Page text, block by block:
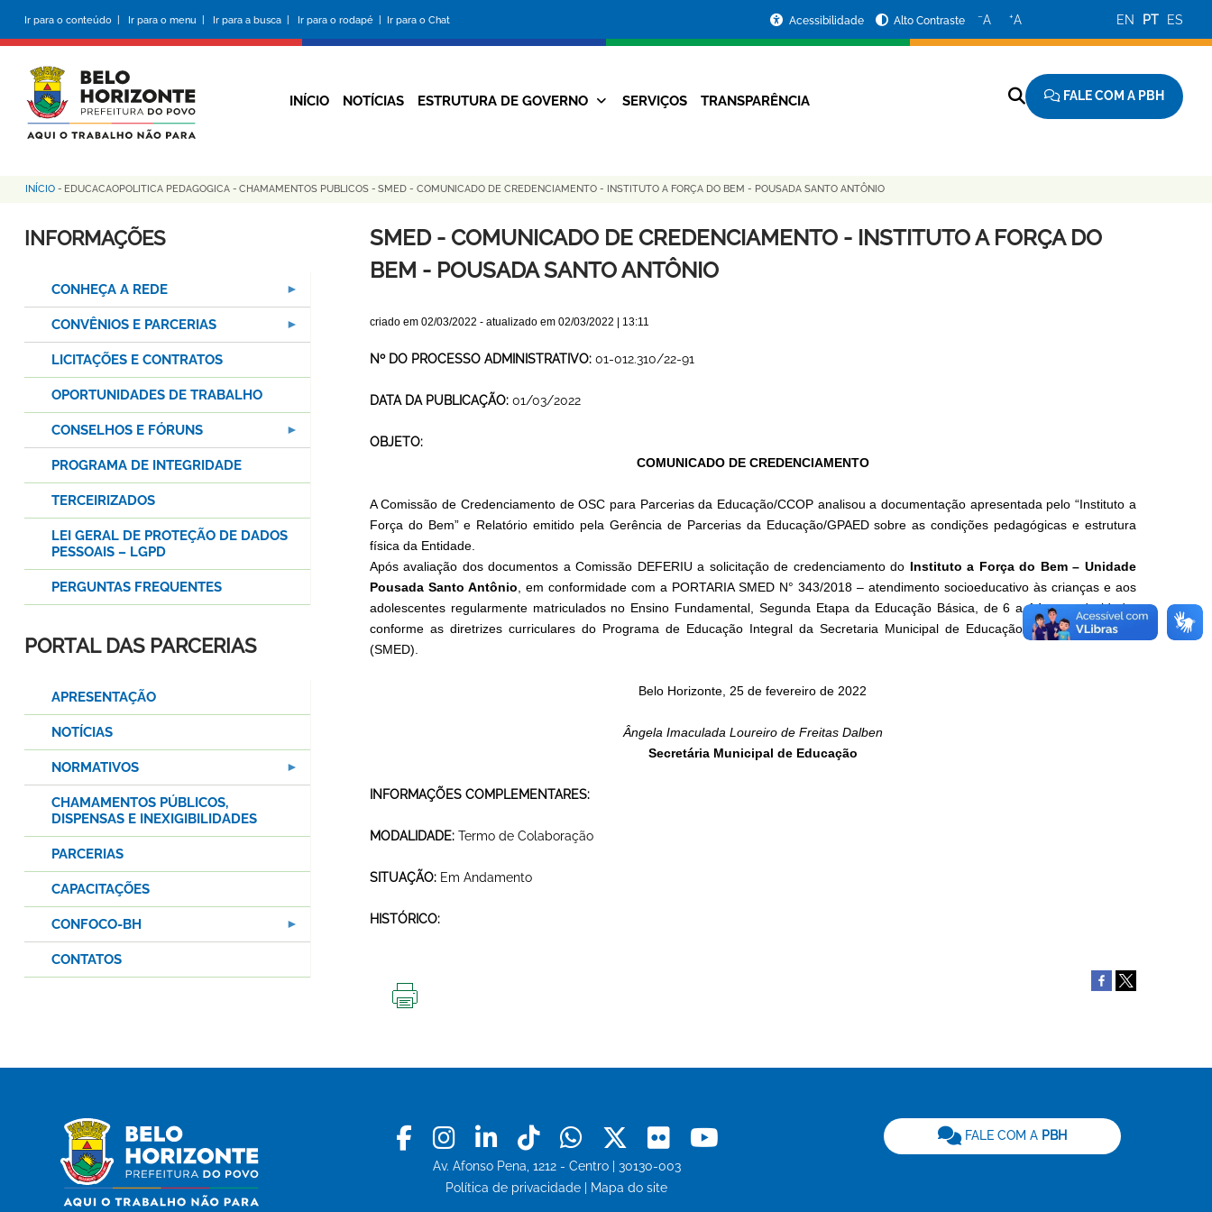
conteúdo
principal
Ir para o conteúdo | Ir para o menu | Ir para a busca | Ir para o rodapé | Ir para o Chat
da
Prefeitura
Acessibilidade Alto Contraste −A +A EN PT ES
Navegação
INÍCIO NOTÍCIAS ESTRUTURA DE GOVERNO SERVIÇOS TRANSPARÊNCIA FALE COM A PBH
Trilha
de
INÍCIO - EDUCACAOPOLITICA PEDAGOGICA - CHAMAMENTOS PUBLICOS - SMED - COMUNICADO DE CREDENCIAMENTO - INSTITUTO A FORÇA DO BEM - POUSADA SANTO ANTÔNIO
SMED - COMUNICADO DE CREDENCIAMENTO - INSTITUTO A FORÇA DO
BEM - POUSADA SANTO ANTÔNIO
criado em 02/03/2022 - atualizado em 02/03/2022 | 13:11
Nº DO PROCESSO ADMINISTRATIVO: 01-012.310/22-91
DATA DA PUBLICAÇÃO: 01/03/2022
OBJETO:
COMUNICADO DE CREDENCIAMENTO
A Comissão de Credenciamento de OSC para Parcerias da Educação/CCOP analisou a documentação apresentada pelo “Instituto a
Força do Bem” e Relatório emitido pela Gerência de Parcerias da Educação/GPAED sobre as condições pedagógicas e estrutura
física da Entidade.
Após avaliação dos documentos a Comissão DEFERIU a solicitação de credenciamento do Instituto a Força do Bem – Unidade
Pousada Santo Antônio, em conformidade com a PORTARIA SMED N° 343/2018 – atendimento socioeducativo às crianças e aos
adolescentes regularmente matriculados no Ensino Fundamental, Segunda Etapa da Educação Básica, de 6 a 14 anos de idade,
conforme as diretrizes curriculares do Programa de Educação Integral da Secretaria Municipal de Educação de Belo Horizonte
(SMED).
Belo Horizonte, 25 de fevereiro de 2022
Ângela Imaculada Loureiro de Freitas Dalben
Secretária Municipal de Educação
INFORMAÇÕES COMPLEMENTARES:
MODALIDADE: Termo de Colaboração
SITUAÇÃO: Em Andamento
HISTÓRICO:
INFORMAÇÕES
CONHEÇA A REDE
CONVÊNIOS E PARCERIAS
LICITAÇÕES E CONTRATOS
OPORTUNIDADES DE TRABALHO
CONSELHOS E FÓRUNS
PROGRAMA DE INTEGRIDADE
TERCEIRIZADOS
LEI GERAL DE PROTEÇÃO DE DADOS
PESSOAIS – LGPD
PERGUNTAS FREQUENTES
PORTAL DAS PARCERIAS
APRESENTAÇÃO
NOTÍCIAS
NORMATIVOS
CHAMAMENTOS PÚBLICOS,
DISPENSAS E INEXIGIBILIDADES
PARCERIAS
CAPACITAÇÕES
CONFOCO-BH
CONTATOS
Facebook
Instagram
LinkedinTiktokWhatsapp
X Flickr
Av. Afonso Pena, 1212 - Centro | 30130-003
Política de privacidade
Mapa do site
FALE COM A PBH